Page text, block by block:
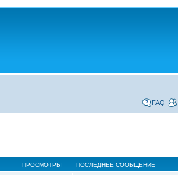
FAQ
ПРОСМОТРЫ ПОСЛЕДНЕЕ СООБЩЕНИЕ